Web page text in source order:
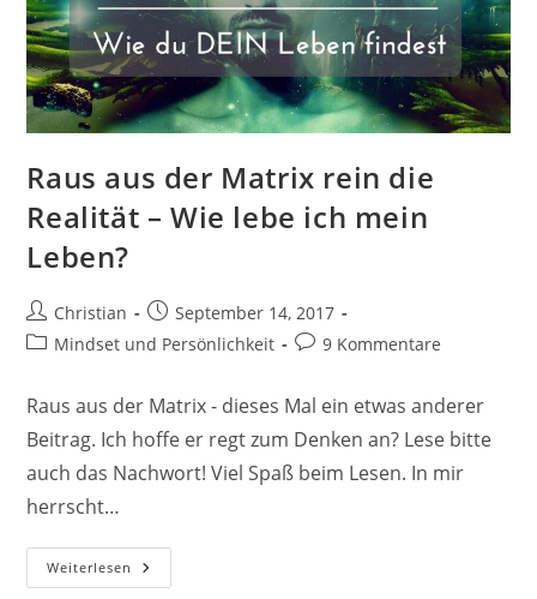
Raus aus der Matrix rein die
Realität – Wie lebe ich mein
Leben?
Beitrags-
Autor:
Christian
Beitrag
veröffentlicht:
September 14, 2017
Beitrags-
Mindset und Persönlichkeit
Beitrags-
9 Kommentare
Raus aus der Matrix - dieses Mal ein etwas anderer
Beitrag. Ich hoffe er regt zum Denken an? Lese bitte
auch das Nachwort! Viel Spaß beim Lesen. In mir
herrscht…
Weiterlesen Raus
Aus